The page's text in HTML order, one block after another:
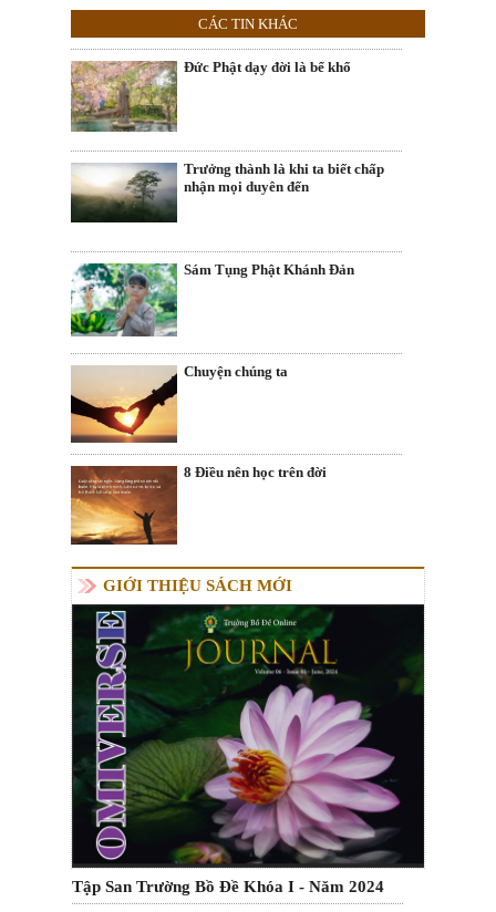
CÁC TIN KHÁC
Đức Phật dạy đời là bể khổ
Trưởng thành là khi ta biết chấp
nhận mọi duyên đến
Sám Tụng Phật Khánh Đản
Chuyện chúng ta
8 Điều nên học trên đời
GIỚI THIỆU SÁCH MỚI
Tập San Trường Bồ Đề Khóa I - Năm 2024